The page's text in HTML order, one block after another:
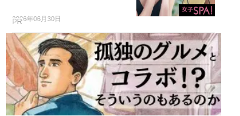
2026年06月30日
PR